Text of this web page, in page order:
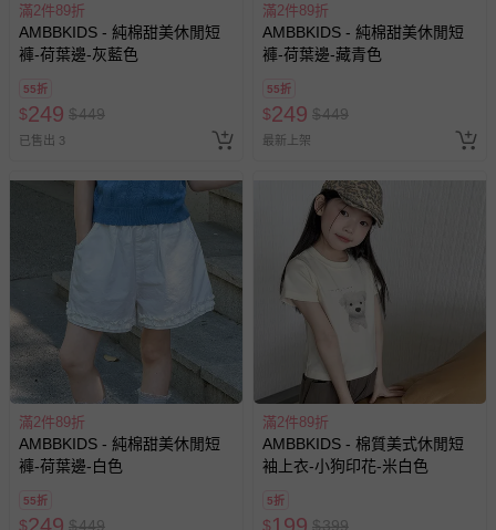
滿2件89折
AMBBKIDS - 純棉甜美休閒短
褲-荷葉邊-灰藍色
55折
$249 $449
已售出 3
滿2件89折
AMBBKIDS - 純棉甜美休閒短
褲-荷葉邊-藏青色
55折
$249 $449
最新上架
滿2件89折
AMBBKIDS - 純棉甜美休閒短
褲-荷葉邊-白色
55折
$ $449
滿2件89折
AMBBKIDS - 棉質美式休閒短
袖上衣-小狗印花-米白色
5折
$ $399